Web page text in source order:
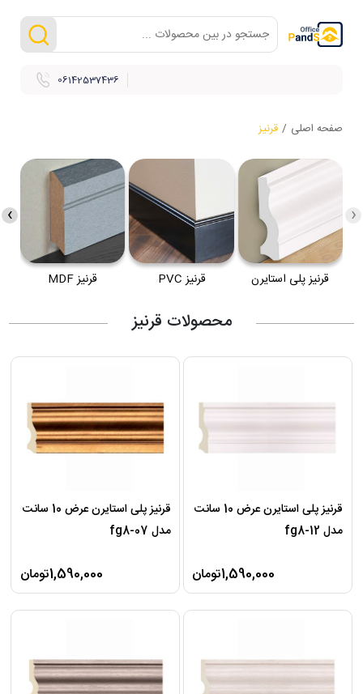
06142537436
صفحه اصلی / قرنیز
قرنیز پلی استایرن قرنیز PVC قرنیز MDF
‹
›
محصولات قرنیز
قرنیز پلی استایرن عرض 10 سانت
مدل fg8-12
1,590,000تومان
قرنیز پلی استایرن عرض 10 سانت
مدل fg8-07
1,590,000تومان